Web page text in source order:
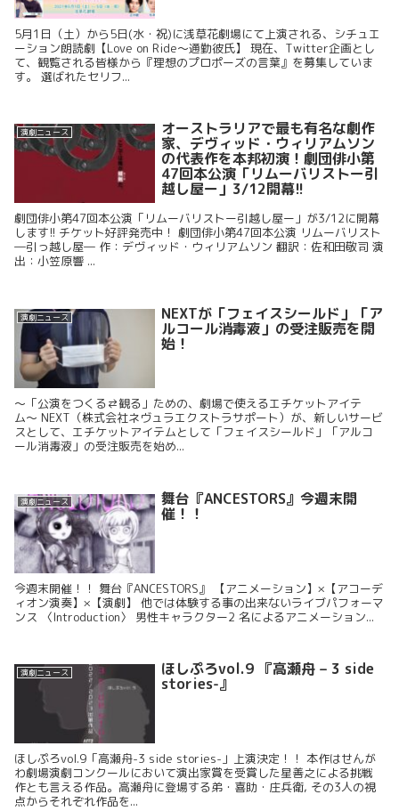
5月1日（土）から5日(水・祝)に浅草花劇場にて上演される、シチュエ
ーション朗読劇【Love on Ride～通勤彼氏】 現在、Twitter企画とし
て、観覧される皆様から『理想のプロポーズの言葉』を募集していま
す。 選ばれたセリフ...
演劇ニュース オーストラリアで最も有名な劇作
家、デヴィッド・ウィリアムソン
の代表作を本邦初演！劇団俳小第
47回本公演「リムーバリストー引
越し屋ー」3/12開幕!!
劇団俳小第47回本公演「リムーバリストー引越し屋ー」が3/12に開幕
します!! チケット好評発売中！ 劇団俳小第47回本公演 リムーバリスト
―引っ越し屋― 作：デヴィッド・ウィリアムソン 翻訳：佐和田敬司 演
出：小笠原響 ...
演劇ニュース NEXTが「フェイスシールド」「ア
ルコール消毒液」の受注販売を開
始！
〜「公演をつくる⇄観る」ための、劇場で使えるエチケットアイテ
ム〜 NEXT（株式会社ネヴュラエクストラサポート）が、新しいサービ
スとして、エチケットアイテムとして「フェイスシールド」「アルコ
ール消毒液」の受注販売を始め...
演劇ニュース 舞台『ANCESTORS』今週末開
催！！
今週末開催！！ 舞台『ANCESTORS』 【アニメーション】×【アコーデ
ィオン演奏】×【演劇】 他では体験する事の出来ないライブパフォーマ
ンス 〈Introduction〉 男性キャラクター2 名によるアニメーション...
演劇ニュース ほしぷろvol.9 『⾼瀬⾈ – 3 side
stories-』
ほしぷろvol.9「高瀬舟-3 side stories-」上演決定！！ 本作はせんが
わ劇場演劇コンクールにおいて演出家賞を受賞した星善之による挑戦
作とも言える作品。高瀬舟に登場する弟・喜助・庄兵衛, その3人の視
点からそれぞれ作品を...